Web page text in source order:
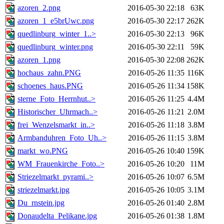
azoren_2.png 2016-05-30 22:18
63K
azoren_1_e5brUwc.png
2016-05-30 22:17 262K
quedlinburg_winter_1..>
2016-05-30 22:13
96K
quedlinburg_winter.png
2016-05-30 22:11
59K
azoren_1.png
2016-05-30 22:08 262K
hochaus_zahn.PNG
2016-05-26 11:35 116K
schoenes_haus.PNG
2016-05-26 11:34 158K
sterne_Foto_Herrnhut..>
2016-05-26 11:25 4.4M
Historischer_Uhrmach..>
2016-05-26 11:21 2.0M
frei_Wenzelsmarkt_in..>
2016-05-26 11:18 3.8M
Armbanduhren_Foto_Uh..>
2016-05-26 11:15 3.8M
markt_wo.PNG
2016-05-26 10:40 159K
WM_Frauenkirche_Foto..>
2016-05-26 10:20
11M
Striezelmarkt_pyrami..>
2016-05-26 10:07 6.5M
striezelmarkt.jpg
2016-05-26 10:05 3.1M
Du_rnstein.jpg
2016-05-26 01:40 2.8M
Donaudelta_Pelikane.jpg
2016-05-26 01:38 1.8M